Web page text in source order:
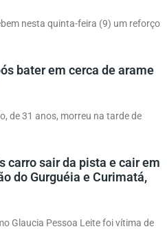
nesta quinta-feira (9) um reforço
bater em cerca de arame
de 31 anos, morreu na tarde de
carro sair da pista e cair em
do Gurguéia e Curimatá,
Glaucia Pessoa Leite foi vítima de